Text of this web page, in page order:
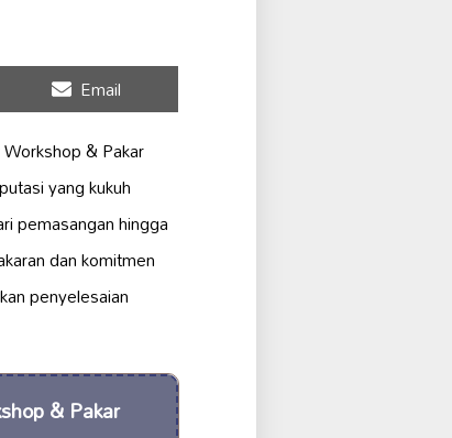
Share
on
Email
& Pakar
yang kukuh
pemasangan hingga
dan komitmen
penyelesaian
& Pakar